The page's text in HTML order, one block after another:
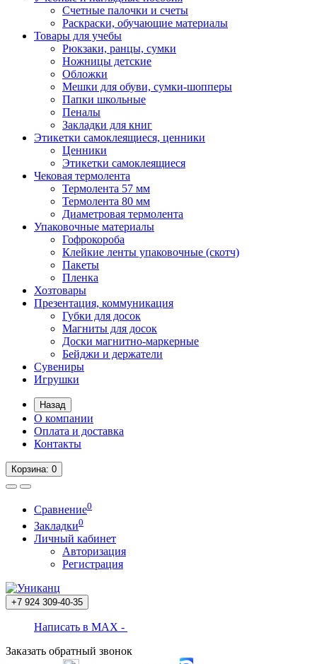
Счетные палочки и счеты
Раскраски, обучающие материалы
Товары для учебы
Рюкзаки, ранцы, сумки
Ножницы детские
Обложки
Мешки для обуви, сумки-шопперы
Папки школьные
Пеналы
Закладки для книг
Этикетки самоклеящиеся, ценники
Ценники
Этикетки самоклеящиеся
Чековая термолента
Термолента 57 мм
Термолента 80 мм
Диаметровая термолента
Упаковочные материалы
Гофрокороба
Клейкие ленты упаковочные (скотч)
Пакеты
Пленка
Хозтовары
Презентация, коммуникация
Губки для досок
Магниты для досок
Доски магнитно-маркерные
Бейджи и держатели
Сувениры
Игрушки
Назад
О компании
Оплата и доставка
Контакты
Корзина: 0
Сравнение0
Закладки0
Личный кабинет
Авторизация
Регистрация
+7 924 309-40-35
Написать в MAX -
Заказать обратный звонок